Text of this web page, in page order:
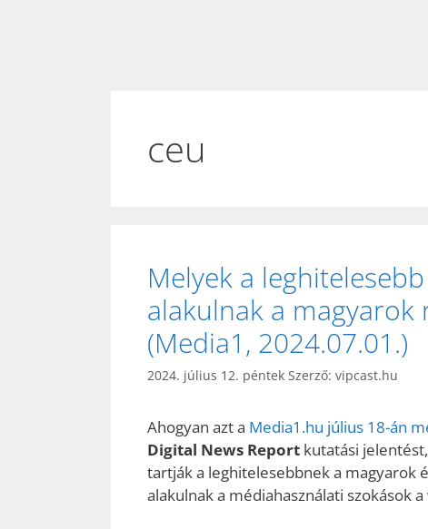
ceu
Melyek a
alakulnak a magyarok
(Media1, 2024.07.01.)
2024. július 12. péntek Szerző: vipcast.hu
Ahogyan azt a Media1.hu július 18-án
Digital News Report kutatási
tartják a leghitelesebbnek a magyarok
alakulnak a médiahasználati szokások